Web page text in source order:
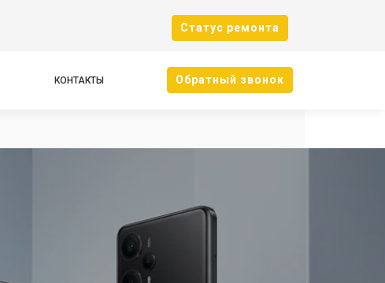
Cтатус ремонта
КОНТАКТЫ Oбратный звонок